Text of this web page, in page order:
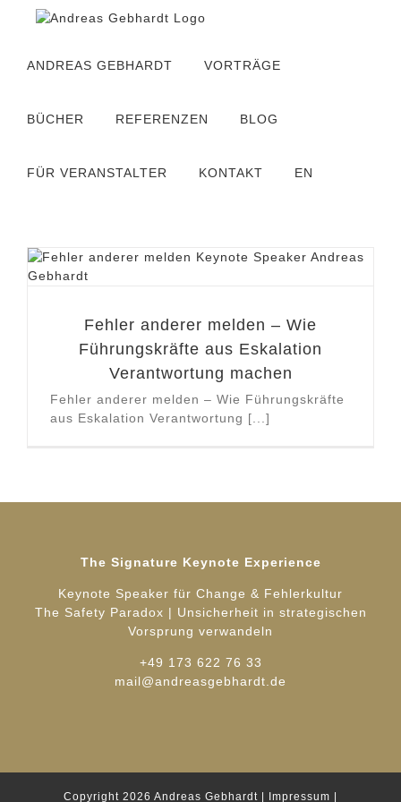
ANDREAS GEBHARDT
VORTRÄGE
BÜCHER REFERENZEN BLOG
FÜR VERANSTALTER KONTAKT EN
Fehler anderer melden – Wie
Führungskräfte aus Eskalation
Verantwortung machen
Fehler anderer melden – Wie Führungskräfte
aus Eskalation Verantwortung [...]
The Signature Keynote Experience
Keynote Speaker für Change & Fehlerkultur
The Safety Paradox | Unsicherheit in strategischen
Vorsprung verwandeln
+49 173 622 76 33
mail@andreasgebhardt.de
Copyright 2026 Andreas Gebhardt Impressum